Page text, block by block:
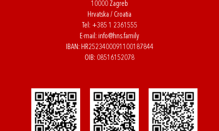
10000 Zagreb
Hrvatska / Croatia
Tel: +385 1 2361555
E-mail: info@hns.family
IBAN: HR2523400091100187844
OIB: 08516152078